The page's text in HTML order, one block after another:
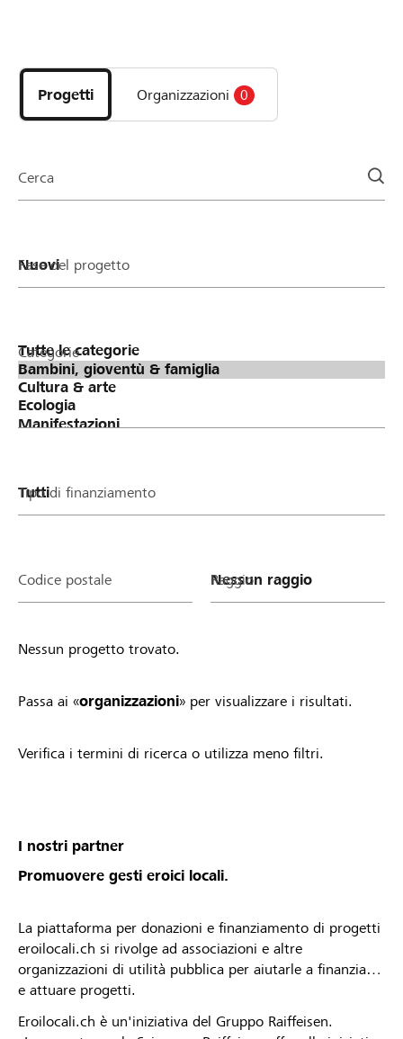
DE FR IT
i
progetti
e
della
Progetti Organizzazioni 0
Cerca
Fase del progetto
Categorie
Tipo di finanziamento
Codice postale Raggio
Nessun progetto trovato.
Passa ai «organizzazioni» per visualizzare i risultati.
Verifica i termini di ricerca o utilizza meno filtri.
I nostri partner
Promuovere gesti eroici locali.
La piattaforma per donazioni e finanziamento di progetti
eroilocali.ch si rivolge ad associazioni e altre
organizzazioni di utilità pubblica per aiutarle a finanziare
e attuare progetti.
Eroilocali.ch è un'iniziativa del Gruppo Raiffeisen.